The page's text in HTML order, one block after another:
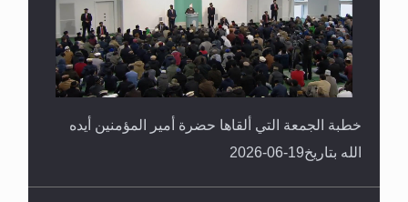
خطبة الجمعة التي ألقاها حضرة أمير المؤمنين أيده
الله بتاريخ19-06-2026